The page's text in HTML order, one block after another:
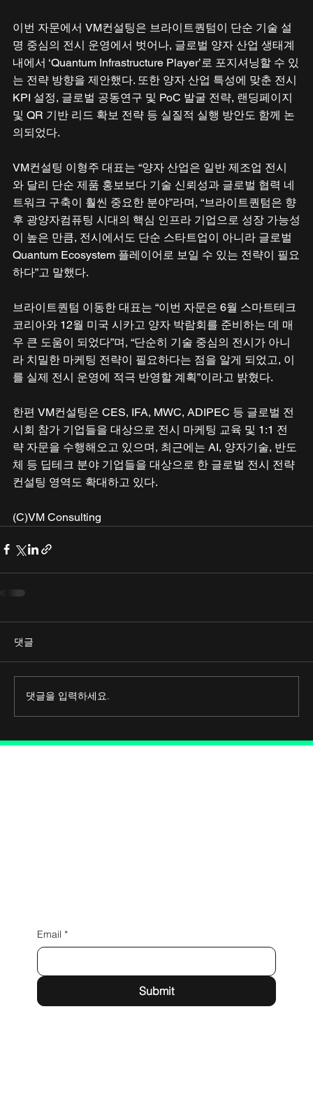
이번 자문에서 VM컨설팅은 브라이트퀀텀이 단순 기술 설
명 중심의 전시 운영에서 벗어나, 글로벌 양자 산업 생태계
내에서 ‘Quantum Infrastructure Player’로 포지셔닝할 수 있
는 전략 방향을 제안했다. 또한 양자 산업 특성에 맞춘 전시
KPI 설정, 글로벌 공동연구 및 PoC 발굴 전략, 랜딩페이지
및 QR 기반 리드 확보 전략 등 실질적 실행 방안도 함께 논
의되었다.
VM컨설팅 이형주 대표는 “양자 산업은 일반 제조업 전시
와 달리 단순 제품 홍보보다 기술 신뢰성과 글로벌 협력 네
트워크 구축이 훨씬 중요한 분야”라며, “브라이트퀀텀은 향
후 광양자컴퓨팅 시대의 핵심 인프라 기업으로 성장 가능성
이 높은 만큼, 전시에서도 단순 스타트업이 아니라 글로벌
Quantum Ecosystem 플레이어로 보일 수 있는 전략이 필요
하다”고 말했다.
브라이트퀀텀 이동한 대표는 “이번 자문은 6월 스마트테크
코리아와 12월 미국 시카고 양자 박람회를 준비하는 데 매
우 큰 도움이 되었다”며, “단순히 기술 중심의 전시가 아니
라 치밀한 마케팅 전략이 필요하다는 점을 알게 되었고, 이
를 실제 전시 운영에 적극 반영할 계획”이라고 밝혔다.
한편 VM컨설팅은 CES, IFA, MWC, ADIPEC 등 글로벌 전
시회 참가 기업들을 대상으로 전시 마케팅 교육 및 1:1 전
략 자문을 수행해오고 있으며, 최근에는 AI, 양자기술, 반도
체 등 딥테크 분야 기업들을 대상으로 한 글로벌 전시 전략
컨설팅 영역도 확대하고 있다.
(C)VM Consulting
댓글
댓글을 입력하세요.
Email *
Submit